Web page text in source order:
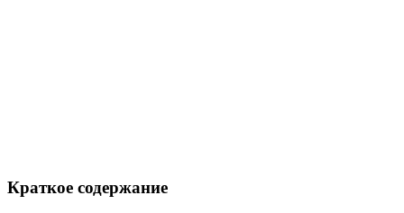
Краткое содержание